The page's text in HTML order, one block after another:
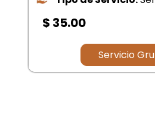
$ 35.00
Servicio